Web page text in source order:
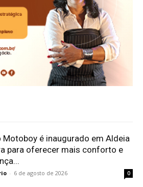
Motoboy é inaugurado em Aldeia
para oferecer mais conforto e
- 6 de agosto de 2026 0